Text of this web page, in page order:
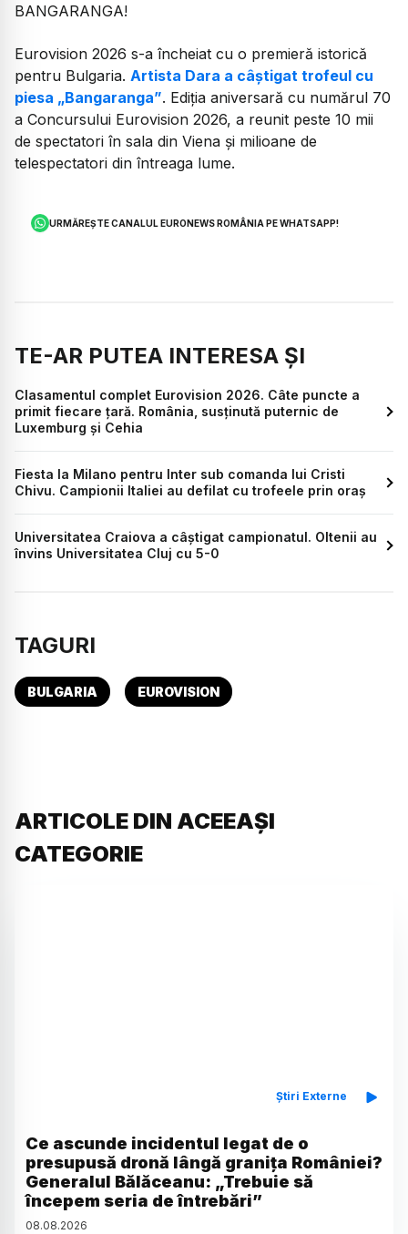
BANGARANGA!
Eurovision 2026 s-a încheiat cu o premieră istorică
pentru Bulgaria. Artista Dara a câștigat trofeul cu
piesa „Bangaranga”. Ediția aniversară cu numărul 70
a Concursului Eurovision 2026, a reunit peste 10 mii
de spectatori în sala din Viena și milioane de
telespectatori din întreaga lume.
URMĂREȘTE CANALUL EURONEWS ROMÂNIA PE WHATSAPP!
TE-AR PUTEA INTERESA ȘI
Clasamentul complet Eurovision 2026. Câte puncte a
primit fiecare țară. România, susținută puternic de
Luxemburg și Cehia
Fiesta la Milano pentru Inter sub comanda lui Cristi
Chivu. Campionii Italiei au defilat cu trofeele prin oraș
Universitatea Craiova a câștigat campionatul. Oltenii au
învins Universitatea Cluj cu 5-0
TAGURI
BULGARIA EUROVISION
ARTICOLE DIN ACEEAȘI
CATEGORIE
Știri Externe
Ce ascunde incidentul legat de o
presupusă dronă lângă granița României?
Generalul Bălăceanu: „Trebuie să
începem seria de întrebări”
08.08.2026